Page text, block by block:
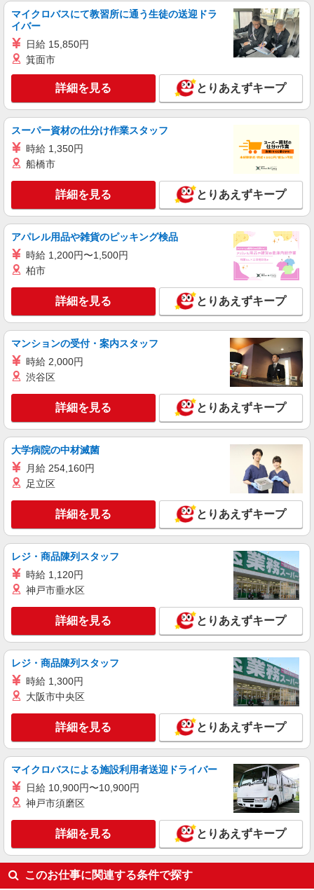
時給1,300円以上 試用期間中 時給1,300円以上
新宿ルミネ2店キャフェ （東京都新宿区新宿
キープ 詳細を見る
コンパスグループ・ジャパン株式会社 39538_p
(試用期間2ヶ月) 残業が発生した場合、残業代を1
分単位で別途支給します。
グランダ四谷 （東京都新宿区四谷本塩町13-
11）
キープ 詳細を見る
アルバイト
コンパスグループ・ジャパン株式会社 39324_p
調理師【アルバイト・パート】
時給1,700円以上 試用期間中 時給1,700円以上
(試用期間2ヶ月) 残業が発生した場合、残業代を1
分単位で別途支給します。
グランダ神楽坂 （東京都新宿区水道町1番3
詳細を見る
アルバイト パート
コンパスグループ・ジャパン株式会社 20464_p
分単位で別途支給します。
新宿ルミネ1店キャフェテリア （東京都新宿
区西新宿1-1-5 新宿ルミネ1 8階）
キープ 詳細を見る
アルバイト パート
コンパスグループ・ジャパン株式会社 21568_p
調理補助【アルバイト・パート】
時給1,400円以上 試用期間中 時給1,400円以上
(試用期間2ヶ月) 残業が発生した場合、残業代を1
楽天新宿イーストサイドスクエア （東京都新
キープ 詳細を見る
パート
コンパスグループ・ジャパン株式会社 21238_p
調理補助【アルバイト・パート】
時給1,400円以上 試用期間中 時給1,400円以上
大日本印刷市ヶ谷 （東京都新宿区市谷加賀町
1-1-1 DNP加賀町ビル5F）
キープ 詳細を見る
マイクロバスにて教習所に通う生徒の送迎ドラ
イバー
日給 15,850円
箕面市
詳細を見る とりあえずキープ
スーパー資材の仕分け作業スタッフ
時給 1,350円
船橋市
詳細を見る とりあえずキープ
アパレル用品や雑貨のピッキング検品
時給 1,200円〜1,500円
柏市
詳細を見る とりあえずキープ
マンションの受付・案内スタッフ
時給 2,000円
渋谷区
詳細を見る とりあえずキープ
大学病院の中材滅菌
月給 254,160円
足立区
詳細を見る とりあえずキープ
レジ・商品陳列スタッフ
時給 1,120円
神戸市垂水区
詳細を見る とりあえずキープ
レジ・商品陳列スタッフ
時給 1,300円
大阪市中央区
詳細を見る とりあえずキープ
マイクロバスによる施設利用者送迎ドライバー
日給 10,900円〜10,900円
神戸市須磨区
詳細を見る とりあえずキープ
このお仕事に関連する条件で探す